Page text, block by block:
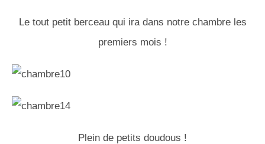
Le tout petit berceau qui ira dans notre chambre les
premiers mois !
Plein de petits doudous !